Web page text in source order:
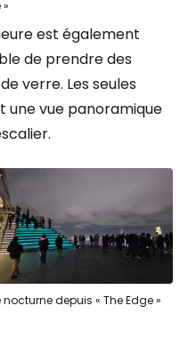
est également
de prendre des
verre. Les seules
une vue panoramique
nocturne depuis « The Edge »